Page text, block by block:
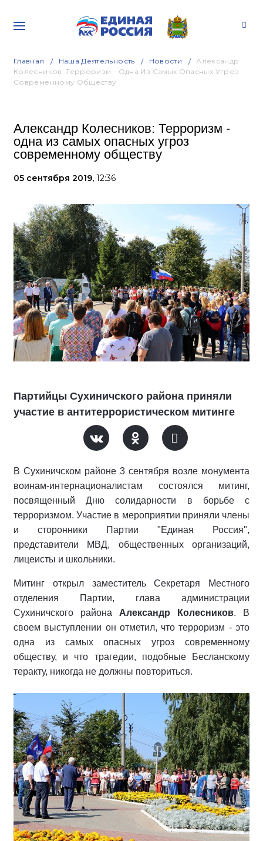
Главная Наша Деятельность Новости
Александр
Колесников: Терроризм - Одна Из Самых Опасных Угроз
Современному Обществу
Александр Колесников: Терроризм -
одна из самых опасных угроз
современному обществу
05 сентября 2019, 12:36
Партийцы Сухиничского района приняли
участие в антитеррористическом митинге
В Сухиничском районе 3 сентября возле монумента
воинам-интернационалистам состоялся митинг,
посвященный Дню солидарности в борьбе с
терроризмом. Участие в мероприятии приняли члены
и сторонники Партии "Единая Россия",
представители МВД, общественных организаций,
лицеисты и школьники.
Митинг открыл заместитель Секретаря Местного
отделения Партии, глава администрации
Сухиничского района Александр Колесников. В
своем выступлении он отметил, что терроризм - это
одна из самых опасных угроз современному
обществу, и что трагедии, подобные Бесланскому
теракту, никогда не должны повториться.